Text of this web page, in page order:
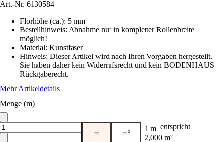
Art.-Nr. 6130584
Florhöhe (ca.): 5 mm
Bestellhinweis: Abnahme nur in kompletter Rollenbreite
möglich!
Material: Kunstfaser
Hinweis: Dieser Artikel wird nach Ihren Vorgaben hergestellt.
Sie haben daher kein Widerrufsrecht und kein BODENHAUS
Rückgaberecht.
Mehr Artikeldetails
Menge (m)
m m² 1 m entspricht
2,000 m²